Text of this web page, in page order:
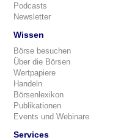
Podcasts
Newsletter
Wissen
Börse besuchen
Über die Börsen
Wertpapiere
Handeln
Börsenlexikon
Publikationen
Events und Webinare
Services